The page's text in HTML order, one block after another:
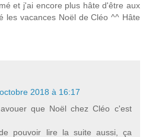
et j'ai encore plus hâte d'être aux
les vacances Noël de Cléo ^^ Hâte
2018 à 16:17
que Noël chez Cléo c'est
pouvoir lire la suite aussi, ça